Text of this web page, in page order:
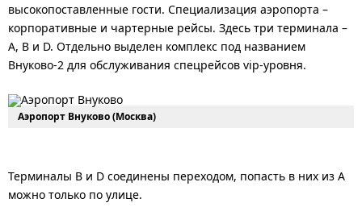
высокопоставленные гости. Специализация аэропорта –
корпоративные и чартерные рейсы. Здесь три терминала –
А, В и D. Отдельно выделен комплекс под названием
Внуково-2 для обслуживания спецрейсов vip-уровня.
Аэропорт Внуково (Москва)
Терминалы B и D соединены переходом, попасть в них из А
можно только по улице.